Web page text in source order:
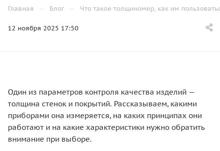
Главная — Блог — Что такое толщиномер, как им
12 ноября 2025 17:50
Один из параметров контроля качества изделий —
толщина стенок и покрытий. Рассказываем, какими
приборами она измеряется, на каких принципах они
работают и на какие характеристики нужно обратить
внимание при выборе.